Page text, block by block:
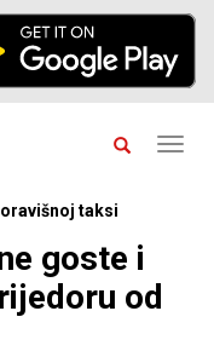
taksi
goste i
od